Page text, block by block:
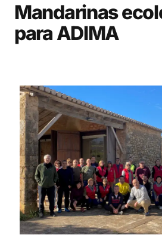
Mandarinas
para ADIMA